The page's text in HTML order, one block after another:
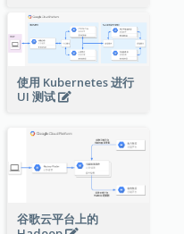
使用 Kubernetes 进行
UI 测试
谷歌云平台上的